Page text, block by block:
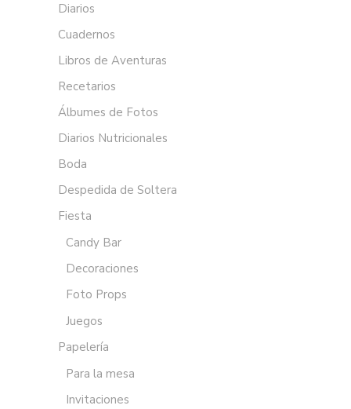
Diarios
Cuadernos
Libros de Aventuras
Recetarios
Álbumes de Fotos
Diarios Nutricionales
Boda
Despedida de Soltera
Fiesta
Candy Bar
Decoraciones
Foto Props
Juegos
Papelería
Para la mesa
Invitaciones